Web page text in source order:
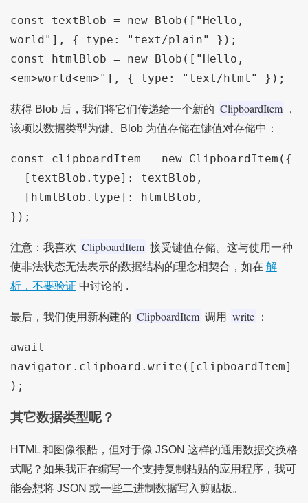
const textBlob = new Blob(["Hello,
world"], { type: "text/plain" });
const htmlBlob = new Blob(["Hello,
<em>world<em>"], { type: "text/html" });
获得 Blob 后，我们将它们传递给一个新的 ClipboardItem
，
该项以数据类型为键、Blob 为值存储在键值对存储中：
const clipboardItem = new ClipboardItem({
});
注意：我喜欢 ClipboardItem 接受键值存储。这与使用一种
使非法状态无法表示的数据结构的理念相契合，如在 解
析，不要验证 中讨论的 .
最后，我们使用新构建的 ClipboardItem 调用 write ：
await
navigator.clipboard.write([clipboardItem]
);
其它数据类型呢？
HTML 和图像很酷，但对于像 JSON 这样的通用数据交换格
式呢？如果我正在编写一个支持复制粘贴的应用程序，我可
能会想将 JSON 或一些二进制数据写入剪贴板。